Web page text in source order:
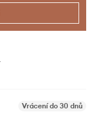
Vrácení do 30 dnů